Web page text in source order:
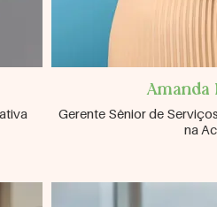
Amanda
Gerente Sênior de
na